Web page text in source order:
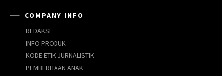
COMPANY INFO
REDAKSI
INFO PRODUK
KODE ETIK JURNALISTIK
PEMBERITAAN ANAK